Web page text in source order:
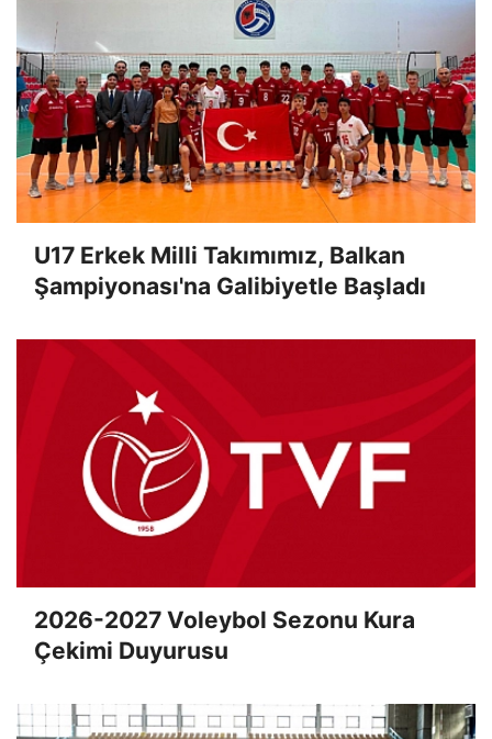
U17 Erkek Milli Takımımız, Balkan
Şampiyonası'na Galibiyetle Başladı
2026-2027 Voleybol Sezonu Kura
Çekimi Duyurusu